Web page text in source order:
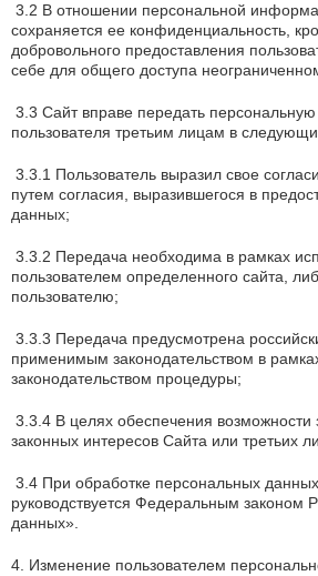
3.2 В отношении персональной
сохраняется ее конфиденциальность,
добровольного предоставления
себе для общего доступа
3.3 Сайт вправе передать
пользователя третьим лицам в
3.3.1 Пользователь выразил свое
путем согласия, выразившегося в
данных;
3.3.2 Передача необходима в рамках
пользователем определенного сайта,
пользователю;
3.3.3 Передача предусмотрена
применимым законодательством в
законодательством процедуры;
3.3.4 В целях обеспечения
законных интересов Сайта или третьих
3.4 При обработке персональных
руководствуется Федеральным законом
данных».
4. Изменение пользователем